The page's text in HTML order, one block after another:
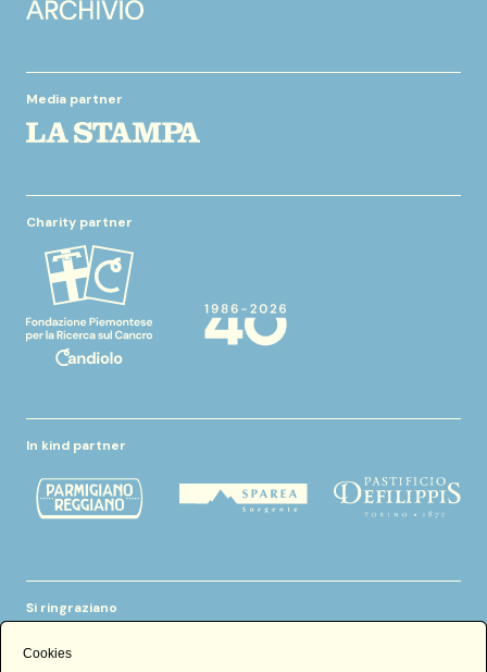
Media partner
Charity partner
In kind partner
Si ringraziano
Cookies